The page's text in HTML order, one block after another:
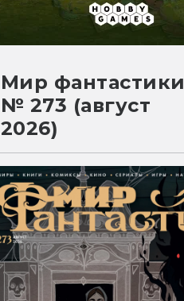
Мир фантастики
№ 273 (август
2026)